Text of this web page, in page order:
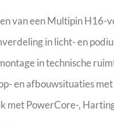
van een Multipin H16-
in licht- en
in technische
en afbouwsituaties
met PowerCore-,